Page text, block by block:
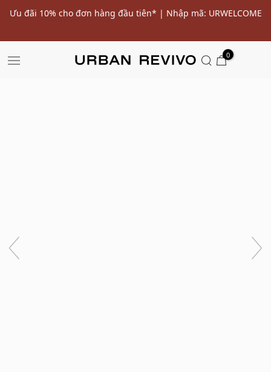
Ưu đãi 10% cho đơn hàng đầu tiên* | Nhập mã: URWELCOME
0
SALE